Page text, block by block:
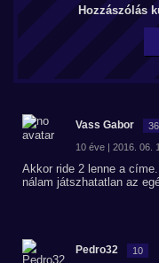
Hozzászólás
Vass Gabor 36
10 éve | 2016. 06.
Akkor ride 2 lenne a
nálam játszhatatlan az
Pedro32 10